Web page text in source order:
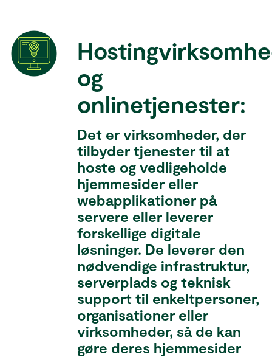
og
onlinetjenester:
Det er virksomheder, der
tilbyder tjenester til at
hoste og vedligeholde
hjemmesider eller
webapplikationer på
servere eller leverer
forskellige digitale
løsninger. De leverer den
nødvendige infrastruktur,
serverplads og teknisk
support til enkeltpersoner,
organisationer eller
virksomheder, så de kan
gøre deres hjemmesider